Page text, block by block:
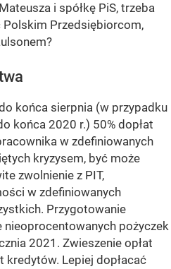
i spółkę PiS, trzeba
Przedsiębiorcom,
końca sierpnia (w przypadku
końca 2020 r.) 50% dopłat
w zdefiniowanych
kryzysem, być może
zwolnienie z PIT,
w zdefiniowanych
Przygotowanie
pożyczek
2021. Zwieszenie opłat
kredytów. Lepiej dopłacać